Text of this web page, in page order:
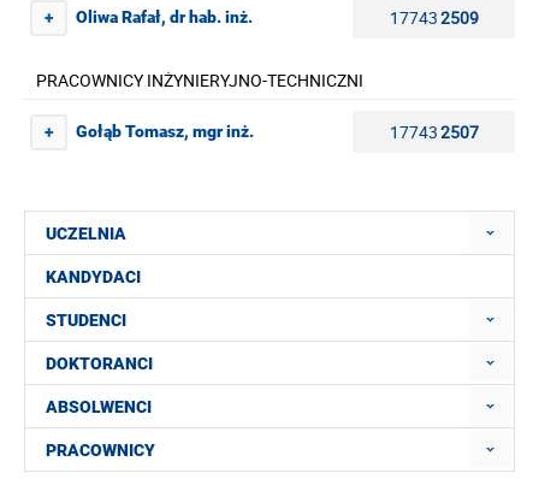
+ Oliwa Rafał, dr hab. inż. 177432509
PRACOWNICY INŻYNIERYJNO-TECHNICZNI
+ Gołąb Tomasz, mgr inż. 177432507
UCZELNIA
KANDYDACI
STUDENCI
DOKTORANCI
ABSOLWENCI
PRACOWNICY